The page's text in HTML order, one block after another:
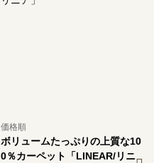
価格順
ボリュームたっぷりの上質な10
0％カーペット「LINEAR/リニ